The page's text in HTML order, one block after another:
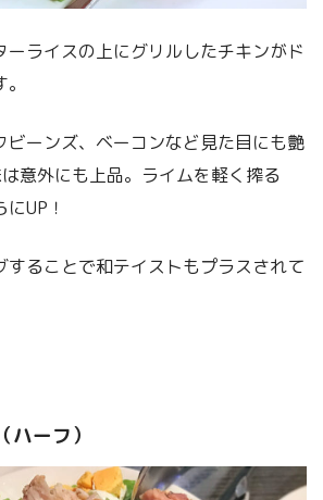
ーライスの上にグリルしたチキンがド
ビーンズ、ベーコンなど見た目にも艶
意外にも上品。ライムを軽く搾る
UP！
することで和テイストもプラスされて
ハーフ）